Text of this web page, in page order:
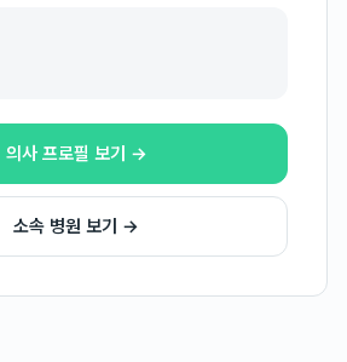
의사 프로필 보기 →
소속 병원 보기 →